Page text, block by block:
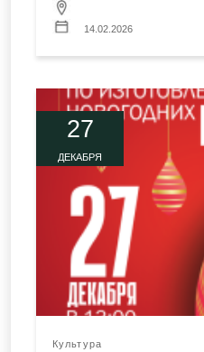
14.02.2026
27
ДЕКАБРЯ
Культура